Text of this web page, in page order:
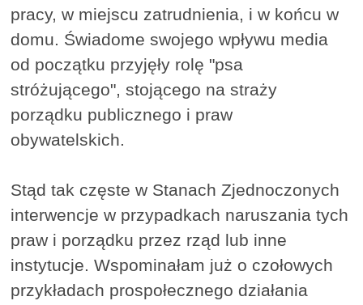
pracy, w miejscu zatrudnienia, i w końcu w
domu. Świadome swojego wpływu media
od początku przyjęły rolę "psa
stróżującego", stojącego na straży
porządku publicznego i praw
obywatelskich.
Stąd tak częste w Stanach Zjednoczonych
interwencje w przypadkach naruszania tych
praw i porządku przez rząd lub inne
instytucje. Wspominałam już o czołowych
przykładach prospołecznego działania